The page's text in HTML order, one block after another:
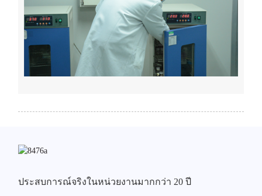
ประสบการณ์จริงในหน่วยงานมากกว่า 20 ปี